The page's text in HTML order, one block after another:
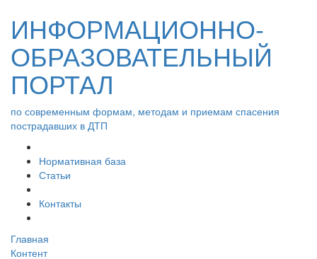
ИНФОРМАЦИОННО-
ОБРАЗОВАТЕЛЬНЫЙ
ПОРТАЛ
по современным формам, методам и приемам спасения
пострадавших в ДТП
Нормативная база
Статьи
Контакты
Главная
Контент